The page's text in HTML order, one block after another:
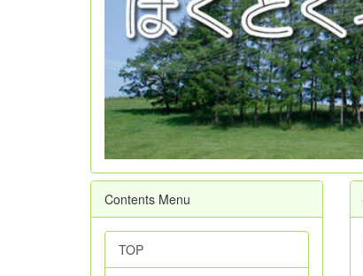
Contents Menu
TOP